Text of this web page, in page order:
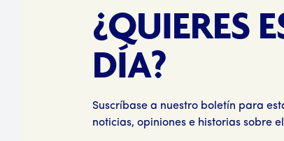
¿QUIERES
DÍA?
Suscríbase a nuestro boletín para
noticias, opiniones e historias sobre